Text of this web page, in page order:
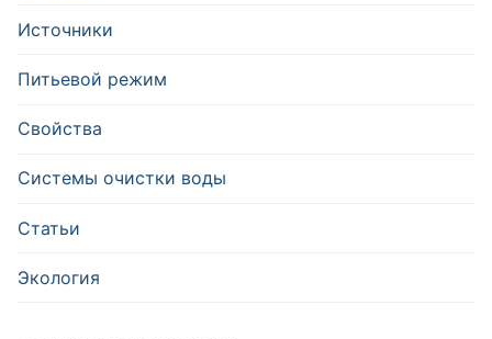
Источники
Питьевой режим
Свойства
Системы очистки воды
Статьи
Экология